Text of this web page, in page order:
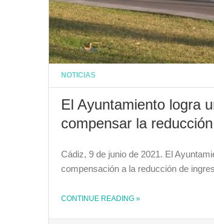
NOTICIAS
El Ayuntamiento logra
compensar la
Cádiz, 9 de junio de 2021. El
compensación a la reducción de
CONTINUE READING »